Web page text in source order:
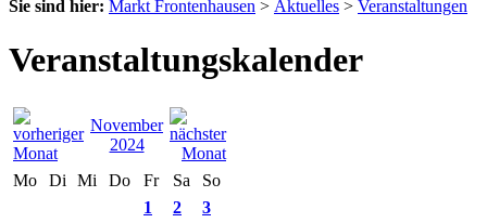
Sie sind hier: Markt Frontenhausen > Aktuelles > Veranstaltungen
Veranstaltungskalender
November
2024
Mo
Di Mi Do Fr Sa
So
1
2
3